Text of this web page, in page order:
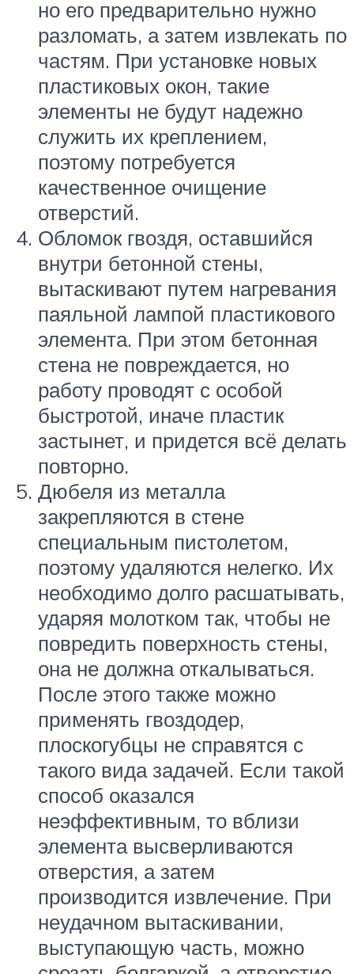
но его предварительно нужно
разломать, а затем извлекать по
частям. При установке новых
пластиковых окон, такие
элементы не будут надежно
служить их креплением,
поэтому потребуется
качественное очищение
отверстий.
Обломок гвоздя, оставшийся
внутри бетонной стены,
вытаскивают путем нагревания
паяльной лампой пластикового
элемента. При этом бетонная
стена не повреждается, но
работу проводят с особой
быстротой, иначе пластик
застынет, и придется всё делать
повторно.
Дюбеля из металла
закрепляются в стене
специальным пистолетом,
поэтому удаляются нелегко. Их
необходимо долго расшатывать,
ударяя молотком так, чтобы не
повредить поверхность стены,
она не должна откалываться.
После этого также можно
применять гвоздодер,
плоскогубцы не справятся с
такого вида задачей. Если такой
способ оказался
неэффективным, то вблизи
элемента высверливаются
отверстия, а затем
производится извлечение. При
неудачном вытаскивании,
выступающую часть, можно